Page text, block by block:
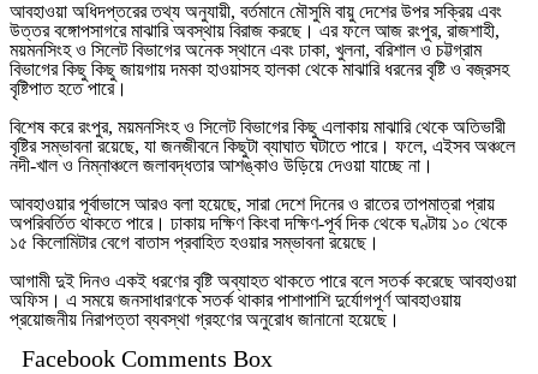
আবহাওয়া অধিদপ্তরের তথ্য অনুযায়ী, বর্তমানে মৌসুমি বায়ু দেশের উপর সক্রিয় এবং
উত্তর বঙ্গোপসাগরে মাঝারি অবস্থায় বিরাজ করছে। এর ফলে আজ রংপুর, রাজশাহী,
ময়মনসিংহ ও সিলেট বিভাগের অনেক স্থানে এবং ঢাকা, খুলনা, বরিশাল ও চট্টগ্রাম
বিভাগের কিছু কিছু জায়গায় দমকা হাওয়াসহ হালকা থেকে মাঝারি ধরনের বৃষ্টি ও বজ্রসহ
বৃষ্টিপাত হতে পারে।
বিশেষ করে রংপুর, ময়মনসিংহ ও সিলেট বিভাগের কিছু এলাকায় মাঝারি থেকে অতিভারী
বৃষ্টির সম্ভাবনা রয়েছে, যা জনজীবনে কিছুটা ব্যাঘাত ঘটাতে পারে। ফলে, এইসব অঞ্চলে
নদী-খাল ও নিম্নাঞ্চলে জলাবদ্ধতার আশঙ্কাও উড়িয়ে দেওয়া যাচ্ছে না।
আবহাওয়ার পূর্বাভাসে আরও বলা হয়েছে, সারা দেশে দিনের ও রাতের তাপমাত্রা প্রায়
অপরিবর্তিত থাকতে পারে। ঢাকায় দক্ষিণ কিংবা দক্ষিণ-পূর্ব দিক থেকে ঘণ্টায় ১০ থেকে
১৫ কিলোমিটার বেগে বাতাস প্রবাহিত হওয়ার সম্ভাবনা রয়েছে।
আগামী দুই দিনও একই ধরণের বৃষ্টি অব্যাহত থাকতে পারে বলে সতর্ক করেছে আবহাওয়া
অফিস। এ সময়ে জনসাধারণকে সতর্ক থাকার পাশাপাশি দুর্যোগপূর্ণ আবহাওয়ায়
প্রয়োজনীয় নিরাপত্তা ব্যবস্থা গ্রহণের অনুরোধ জানানো হয়েছে।
Facebook Comments Box